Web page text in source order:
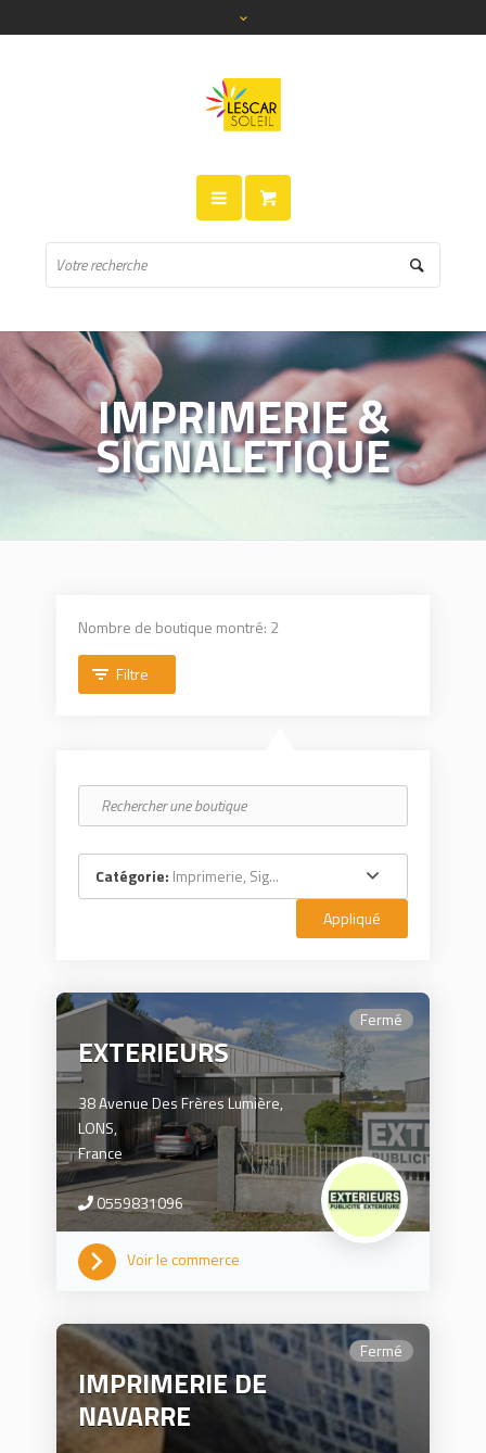
IMPRIMERIE &
SIGNALETIQUE
Nombre de boutique montré: 2
Filtre
Catégorie: Imprimerie, Sig...
Appliqué
Fermé
EXTERIEURS
38 Avenue Des Frères Lumière,
LONS,
France
0559831096
Voir le commerce
Fermé
IMPRIMERIE DE
NAVARRE